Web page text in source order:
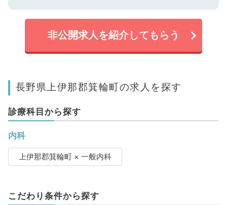
非公開求人を紹介してもらう
長野県上伊那郡箕輪町の求人を探す
診療科目から探す
内科
上伊那郡箕輪町 × 一般内科
こだわり条件から探す